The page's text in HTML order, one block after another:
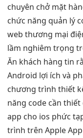
chuyên chở mặt
chức năng quản lý
web thương mại
lầm nghiêm trọng
Ăn khách hàng tin
Android lợi ích và
chương trình thiết
năng code cần
app cho ios phức
trình trên Apple